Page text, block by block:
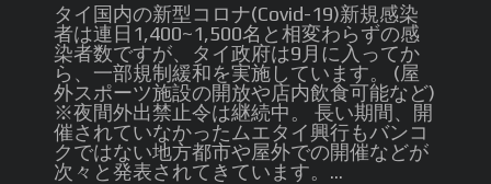
タイ国内の新型コロナ(Covid-19)新規感染
者は連日1,400~1,500名と相変わらずの感
染者数ですが、タイ政府は9月に入ってか
ら、一部規制緩和を実施しています。 (屋
外スポーツ施設の開放や店内飲食可能など)
※夜間外出禁止令は継続中。 長い期間、開
催されていなかったムエタイ興行もバンコ
クではない地方都市や屋外での開催などが
次々と発表されてきています。...